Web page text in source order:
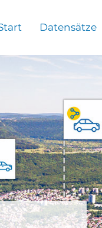
Datensätze